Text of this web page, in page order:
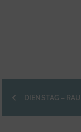
DIENSTAG –